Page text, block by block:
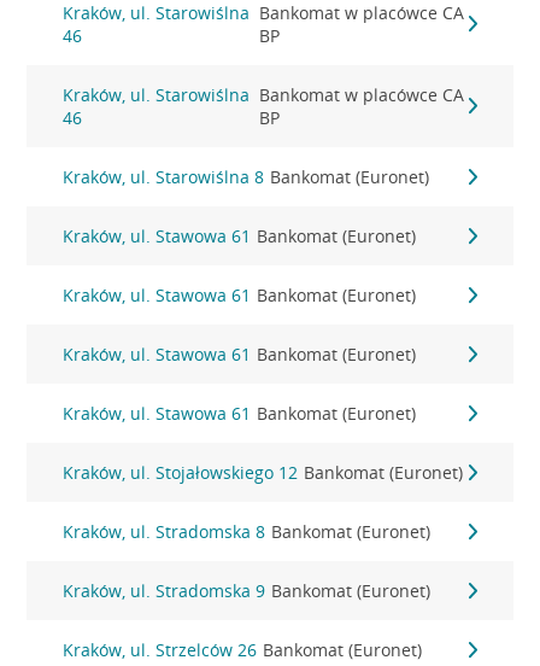
Kraków, ul. Starowiślna
46
Bankomat w placówce CA
BP
Kraków, ul. Starowiślna
46
Bankomat w placówce CA
BP
Kraków, ul. Starowiślna 8 Bankomat (Euronet)
Kraków, ul. Stawowa 61 Bankomat (Euronet)
Kraków, ul. Stawowa 61 Bankomat (Euronet)
Kraków, ul. Stawowa 61 Bankomat (Euronet)
Kraków, ul. Stawowa 61 Bankomat (Euronet)
Kraków, ul. Stojałowskiego 12 Bankomat (Euronet)
Kraków, ul. Stradomska 8 Bankomat (Euronet)
Kraków, ul. Stradomska 9 Bankomat (Euronet)
Kraków, ul. Strzelców 26 Bankomat (Euronet)